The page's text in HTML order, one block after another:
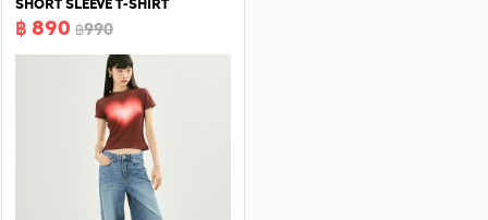
SHORT SLEEVE T-SHIRT
฿ 890 ฿990